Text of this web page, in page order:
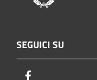
SEGUICI SU